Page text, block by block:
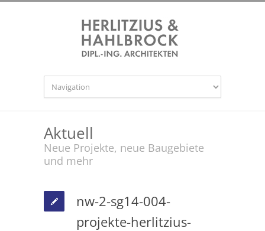
Aktuell
Neue Projekte, neue Baugebiete
und mehr
nw-2-sg14-004-
projekte-herlitzius-